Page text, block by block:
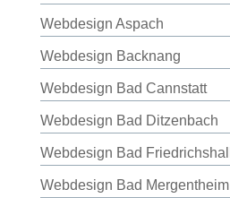
Webdesign Aspach
Webdesign Backnang
Webdesign Bad Cannstatt
Webdesign Bad Ditzenbach
Webdesign Bad Friedrichshall
Webdesign Bad Mergentheim